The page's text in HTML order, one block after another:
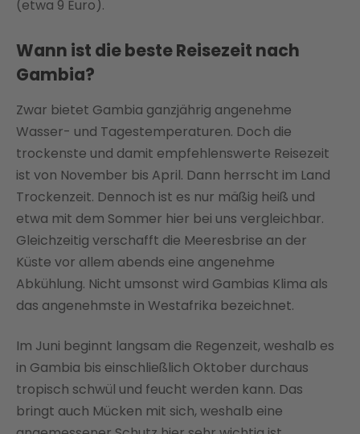
(etwa 9 Euro).
Wann ist die beste Reisezeit nach
Gambia?
Zwar bietet Gambia ganzjährig angenehme
Wasser- und Tagestemperaturen. Doch die
trockenste und damit empfehlenswerte Reisezeit
ist von November bis April. Dann herrscht im Land
Trockenzeit. Dennoch ist es nur mäßig heiß und
etwa mit dem Sommer hier bei uns vergleichbar.
Gleichzeitig verschafft die Meeresbrise an der
Küste vor allem abends eine angenehme
Abkühlung. Nicht umsonst wird Gambias Klima als
das angenehmste in Westafrika bezeichnet.
Im Juni beginnt langsam die Regenzeit, weshalb es
in Gambia bis einschließlich Oktober durchaus
tropisch schwül und feucht werden kann. Das
bringt auch Mücken mit sich, weshalb eine